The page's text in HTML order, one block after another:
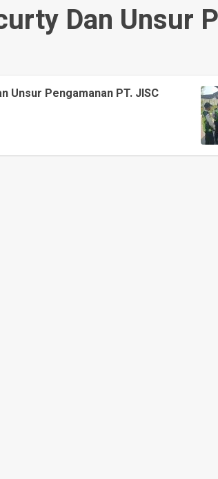
Dan Unsur
Unsur Pengamanan PT. JISC